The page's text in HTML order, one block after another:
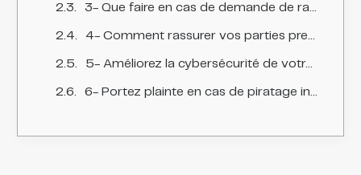
3- Que faire en cas de demande de rançon ?
4- Comment rassurer vos parties prenantes en cas de hacking ?
5- Améliorez la cybersécurité de votre société
6- Portez plainte en cas de piratage informatique